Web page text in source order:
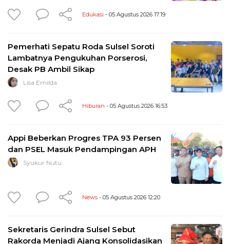
Edukasi - 05 Agustus 2026 17:19
Pemerhati Sepatu Roda Sulsel Soroti
Lambatnya Pengukuhan Porserosi,
Desak PB Ambil Sikap
Lisa Emilda
Hiburan - 05 Agustus 2026 16:53
Appi Beberkan Progres TPA 93 Persen
dan PSEL Masuk Pendampingan APH
Syukur Nutu
News - 05 Agustus 2026 12:20
Sekretaris Gerindra Sulsel Sebut
Rakorda Menjadi Ajang Konsolidasikan